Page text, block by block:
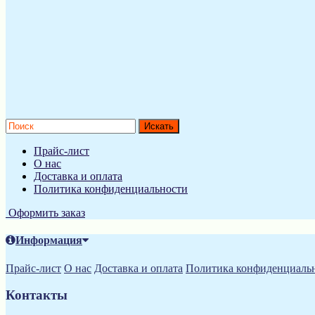
Прайс-лист
О нас
Доставка и оплата
Политика конфиденциальности
Оформить заказ
Информация
Прайс-лист О нас Доставка и оплата Политика
Контакты